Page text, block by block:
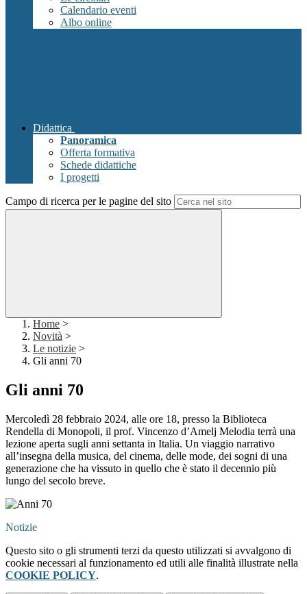
Calendario eventi
Albo online
Didattica
Panoramica
Offerta formativa
Schede didattiche
I progetti
Campo di ricerca per le pagine del sito
Home >
Novità >
Le notizie >
Gli anni 70
Gli anni 70
Mercoledì 28 febbraio 2024, alle ore 18, presso la Biblioteca
Rendella di Monopoli, il prof. Vincenzo d’Amelj Melodia terrà una
lezione aperta sugli anni settanta in Italia. Un viaggio narrativo
all’insegna della musica, del cinema, delle mode, dei sogni di una
generazione che ha vissuto in quello che è stato il decennio più
lungo del secolo breve.
Notizie
Questo sito o gli strumenti terzi da questo utilizzati si avvalgono di
cookie necessari al funzionamento ed utili alle finalità illustrate nella
COOKIE POLICY.